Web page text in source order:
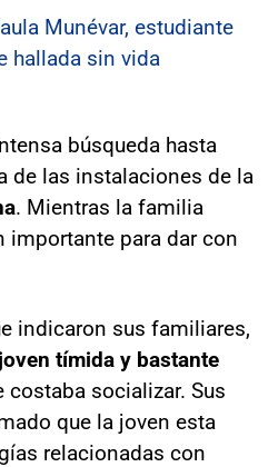
Munévar, estudiante
hallada sin vida
búsqueda hasta
de las instalaciones de la
. Mientras la familia
importante para dar con
indicaron sus familiares,
tímida y bastante
costaba socializar. Sus
que la joven esta
relacionadas con